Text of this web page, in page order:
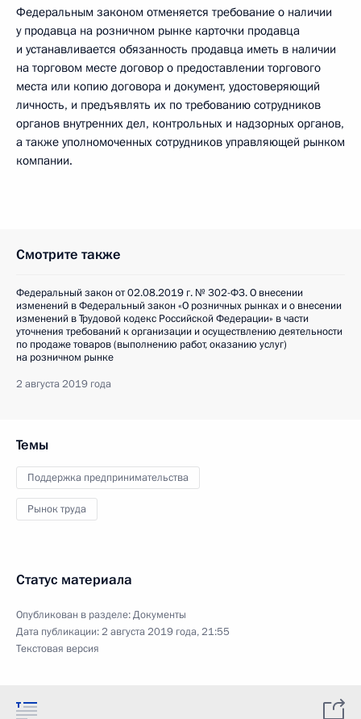
Федеральным законом отменяется требование о наличии
у продавца на розничном рынке карточки продавца
и устанавливается обязанность продавца иметь в наличии
на торговом месте договор о предоставлении торгового
места или копию договора и документ, удостоверяющий
личность, и предъявлять их по требованию сотрудников
органов внутренних дел, контрольных и надзорных органов,
а также уполномоченных сотрудников управляющей рынком
компании.
Смотрите также
Федеральный закон от 02.08.2019 г. № 302-ФЗ. О внесении
изменений в Федеральный закон «О розничных рынках и о внесении
изменений в Трудовой кодекс Российской Федерации» в части
уточнения требований к организации и осуществлению деятельности
по продаже товаров (выполнению работ, оказанию услуг)
на розничном рынке
2 августа 2019 года
Темы
Поддержка предпринимательства
Рынок труда
Статус материала
Опубликован в разделе:Документы
Дата публикации:2 августа 2019 года, 21:55
Текстовая версия